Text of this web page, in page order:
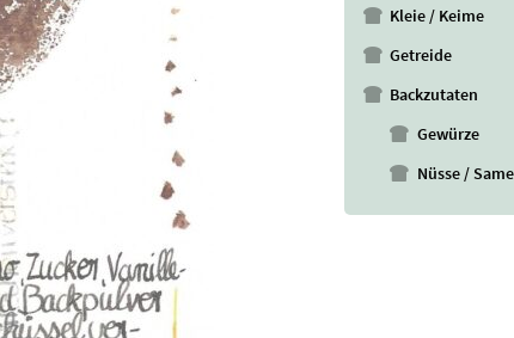
Kleie / Keime
Getreide
Backzutaten
Gewürze
Nüsse /